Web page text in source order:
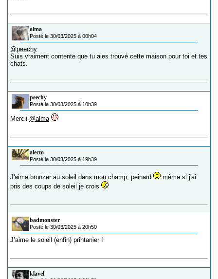
alma
Posté le 30/03/2025 à 00h04
@peechy
Suis vraiment contente que tu aies trouvé cette maison pour toi et tes
chats.
peechy
Posté le 30/03/2025 à 10h39
Mercii @alma
alecto
Posté le 30/03/2025 à 19h39
J'aime bronzer au soleil dans mon champ, peinard
même si j'ai
pris des coups de soleil je crois
badmonster
Posté le 30/03/2025 à 20h50
J’aime le soleil (enfin) printanier !
klavel